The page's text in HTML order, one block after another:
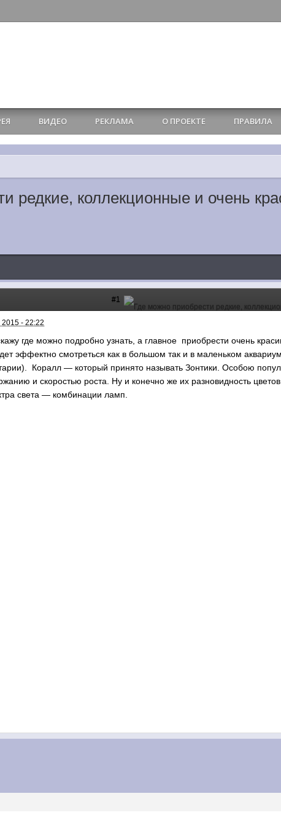
ВИДЕО РЕКЛАМА О ПРОЕКТЕ ПРАВИЛА
редкие, коллекционные и очень
#1
2015 - 22:22
где можно подробно узнать, а главное приобрести очень
эффектно смотреться как в большом так и в маленьком
Коралл — который принято называть Зонтики. Особою
и скоростью роста. Ну и конечно же их разновидность
света — комбинации ламп.